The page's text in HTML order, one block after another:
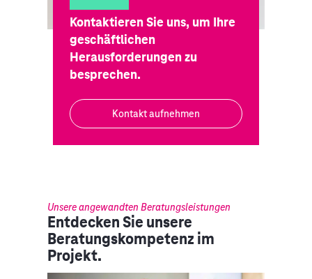
Kontaktieren Sie uns, um Ihre
geschäftlichen
Herausforderungen zu
besprechen.
Kontakt aufnehmen
Unsere angewandten Beratungsleistungen
Entdecken Sie unsere
Beratungskompetenz im
Projekt.